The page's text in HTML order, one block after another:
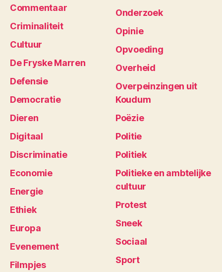
Commentaar
Criminaliteit
Cultuur
De Fryske Marren
Defensie
Democratie
Dieren
Digitaal
Discriminatie
Economie
Energie
Ethiek
Europa
Evenement
Filmpjes
Onderzoek
Opinie
Opvoeding
Overheid
Overpeinzingen uit
Koudum
Poëzie
Politie
Politiek
Politieke en ambtelijke
cultuur
Protest
Sneek
Sociaal
Sport